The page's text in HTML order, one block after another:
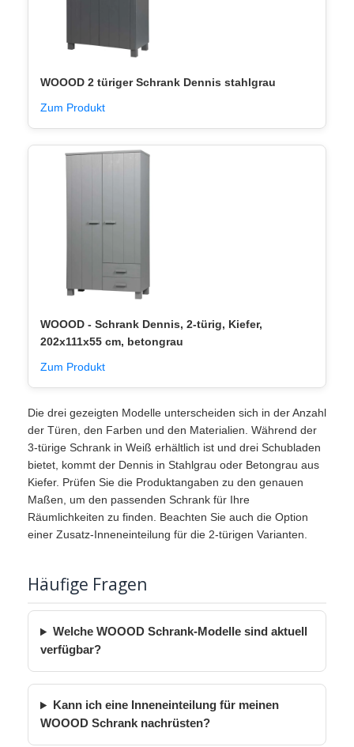
WOOOD 2 türiger Schrank Dennis stahlgrau
Zum Produkt
WOOOD - Schrank Dennis, 2-türig, Kiefer,
202x111x55 cm, betongrau
Zum Produkt
Die drei gezeigten Modelle unterscheiden sich in der Anzahl
der Türen, den Farben und den Materialien. Während der
3-türige Schrank in Weiß erhältlich ist und drei Schubladen
bietet, kommt der Dennis in Stahlgrau oder Betongrau aus
Kiefer. Prüfen Sie die Produktangaben zu den genauen
Maßen, um den passenden Schrank für Ihre
Räumlichkeiten zu finden. Beachten Sie auch die Option
einer Zusatz-Inneneinteilung für die 2-türigen Varianten.
Häufige Fragen
Welche WOOOD Schrank-Modelle sind aktuell
verfügbar?
Kann ich eine Inneneinteilung für meinen
WOOOD Schrank nachrüsten?